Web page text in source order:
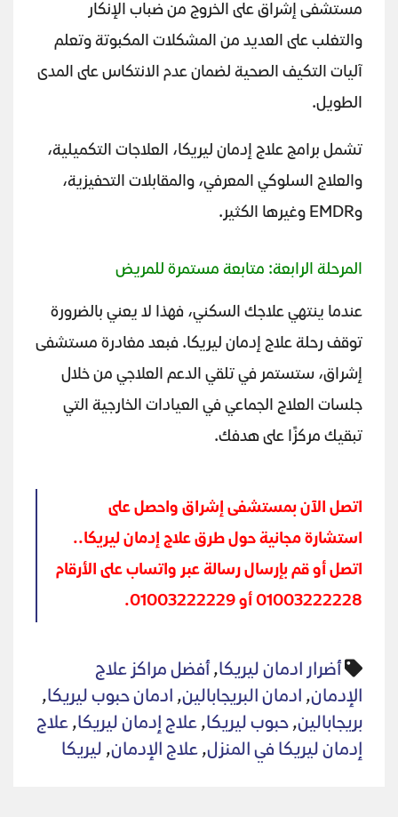
مستشفى إشراق على الخروج من ضباب الإنكار
والتغلب على العديد من المشكلات المكبوتة وتعلم
آليات التكيف الصحية لضمان عدم الانتكاس على المدى
الطويل.
تشمل برامج علاج إدمان ليريكا، العلاجات التكميلية،
والعلاج السلوكي المعرفي، والمقابلات التحفيزية،
وEMDR وغيرها الكثير.
المرحلة الرابعة: متابعة مستمرة للمريض
عندما ينتهي علاجك السكني، فهذا لا يعني بالضرورة
توقف رحلة علاج إدمان ليريكا. فبعد مغادرة مستشفى
إشراق، ستستمر في تلقي الدعم العلاجي من خلال
جلسات العلاج الجماعي في العيادات الخارجية التي
تبقيك مركزًا على هدفك.
اتصل الآن بمستشفى إشراق واحصل على
استشارة مجانية حول طرق علاج إدمان ليريكا..
اتصل أو قم بإرسال رسالة عبر واتساب على الأرقام
01003222228 أو 01003222229.
أضرار ادمان ليريكا,أفضل مراكز علاج
الإدمان, ادمان البريجابالين, ادمان حبوب ليريكا,
بريجابالين,حبوب ليريكا,علاج إدمان ليريكا,علاج
إدمان ليريكا في المنزل,علاج الإدمان, ليريكا